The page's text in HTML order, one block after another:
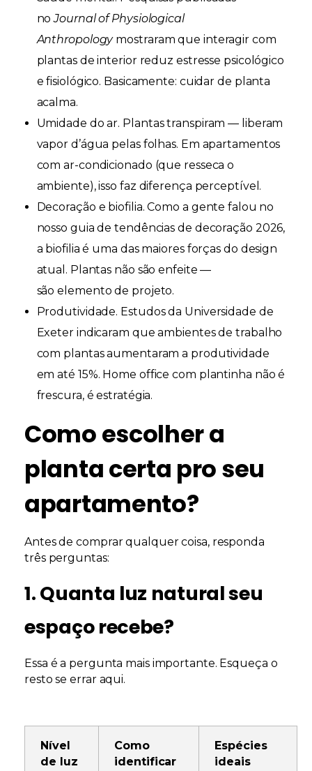
noJournal of Physiological
Anthropologymostraram que interagir com
plantas de interior reduz estresse psicológico
e fisiológico. Basicamente: cuidar de planta
acalma.
Umidade do ar. Plantas transpiram — liberam
vapor d’água pelas folhas. Em apartamentos
com ar-condicionado (que resseca o
ambiente), isso faz diferença perceptível.
Decoração e biofilia. Como a gente falou no
nosso guia de tendências de decoração 2026,
a biofilia é uma das maiores forças do design
atual. Plantas não são enfeite —
sãoelemento de projeto.
Produtividade. Estudos da Universidade de
Exeter indicaram que ambientes de trabalho
com plantas aumentaram a produtividade
em até 15%. Home office com plantinha não é
frescura, é estratégia.
Como escolher a
planta certa pro seu
apartamento?
Antes de comprar qualquer coisa, responda
três perguntas:
1. Quanta luz natural seu
espaço recebe?
Essa é a pergunta mais importante. Esqueça o
resto se errar aqui.
Nível
de luz
Como
identificar
Espécies
ideais